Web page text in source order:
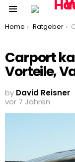
You are here:
Home Ratgeber
Carport
Vorteile,
by David Reisner
vor 7 Jahren